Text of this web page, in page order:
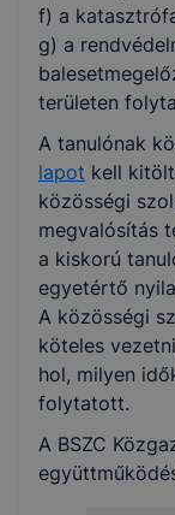
f) a
g) a
területen
A tanulónak
lapot kell
közösségi
megvalósítás
a kiskorú
egyetértő
A közösségi
köteles
hol, milyen
folytatott.
A BSZC